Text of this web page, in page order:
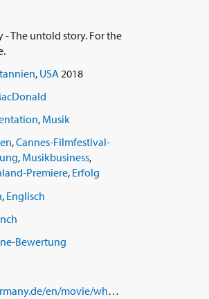
- The untold story. For the
, USA 2018
, Musik
,Cannes-Filmfestival-
, Musikbusiness,
Premiere, Erfolg
, Englisch
Bewertung
https://www.wildbunch-germany.de/en/movie/whitney